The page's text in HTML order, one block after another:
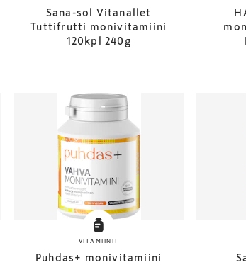
Sana-sol Vitanallet
Tuttifrutti monivitamiini
120kpl 240g
VITAMIINIT
Puhdas+ monivitamiini